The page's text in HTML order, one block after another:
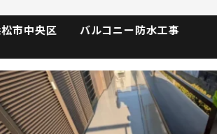
掛川市 流し台水栓取替工事